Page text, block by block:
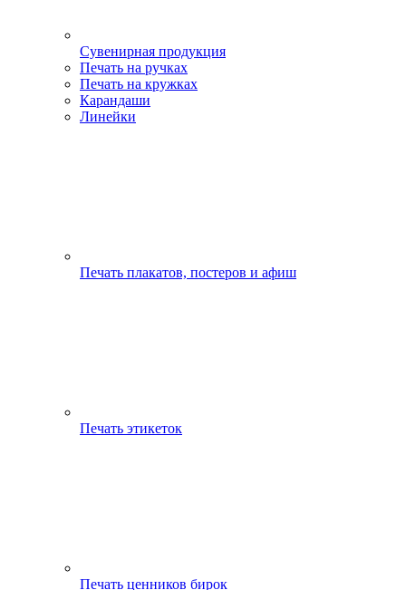
Сувенирная продукция
Печать на ручках
Печать на кружках
Карандаши
Линейки
Печать плакатов, постеров и афиш
Печать этикеток
Печать ценников бирок